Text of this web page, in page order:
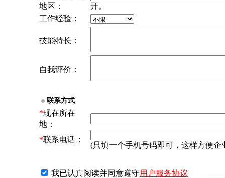
地区：
开。
工作经验：
技能特长：
自我评价：
联系方式
*现在所在
地：
*联系电话：
(只填一个手机号码即可，这样方便企
我已认真阅读并同意遵守用户服务协议